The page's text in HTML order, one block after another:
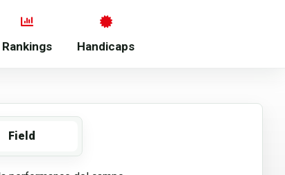
Rankings Handicaps
Field